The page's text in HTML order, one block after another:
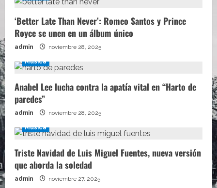
‘Better Late Than Never’: Romeo Santos y Prince
Royce se unen en un álbum único
admin noviembre 28, 2025
Música
Anabel Lee lucha contra la apatía vital en “Harto de
paredes”
admin noviembre 28, 2025
Música
Triste Navidad de Luis Miguel Fuentes, nueva versión
que aborda la soledad
admin noviembre 27, 2025